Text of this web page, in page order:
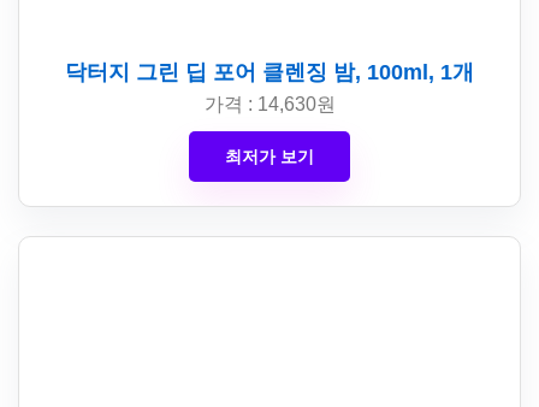
닥터지 그린 딥 포어 클렌징 밤, 100ml, 1개
가격 : 14,630원
최저가 보기